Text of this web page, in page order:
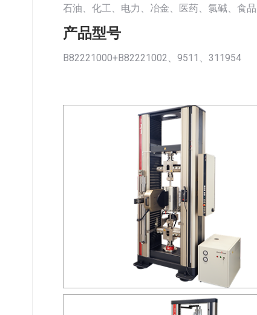
石油、化工、电力、冶金、医药、氯碱、食
产品型号
B82221000+B82221002、9511、311954